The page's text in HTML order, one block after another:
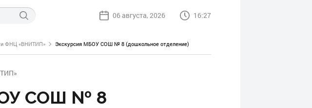
06 августа, 2026 16:27
ФНЦ «ВНИТИП» Экскурсия МБОУ СОШ № 8 (дошкольное отделение)
СОШ № 8